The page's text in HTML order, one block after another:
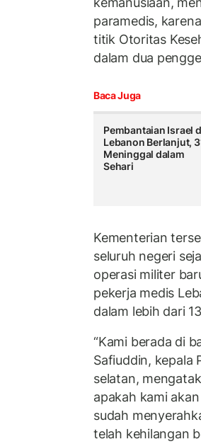
paramedis,
titik Otoritas
dalam dua
Baca Juga
Pembantaian Israel
Lebanon Berlanjut,
Meninggal dalam
Sehari
Kementerian
seluruh negeri
operasi militer
pekerja medis
dalam lebih dari
“Kami berada di
Safiuddin, kepala
selatan,
apakah kami
sudah
telah kehilangan